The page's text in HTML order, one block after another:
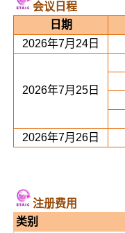
会议日程
日期
2026年7月24日
2026年7月25日
2026年7月26日
注册费用
类别